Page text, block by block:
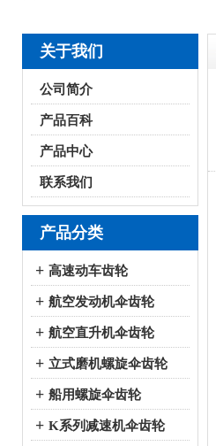
关于我们
公司简介
产品百科
产品中心
联系我们
产品分类
+ 高速动车齿轮
+ 航空发动机伞齿轮
+ 航空直升机伞齿轮
+ 立式磨机螺旋伞齿轮
+ 船用螺旋伞齿轮
+ K系列减速机伞齿轮